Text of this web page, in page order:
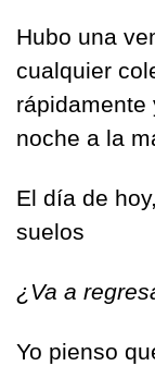
Hubo una
cualquier
rápidamente
noche a la
El día de
suelos
¿Va a
Yo pienso